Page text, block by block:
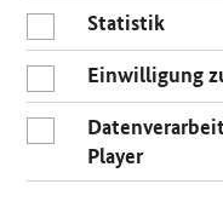
Statistik
Einwilligung
Player